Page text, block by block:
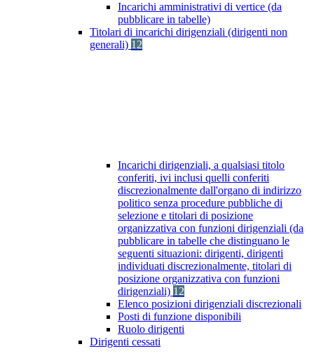
Incarichi amministrativi di vertice (da
pubblicare in tabelle)
Titolari di incarichi dirigenziali (dirigenti non
generali) 12
Incarichi dirigenziali, a qualsiasi titolo
conferiti, ivi inclusi quelli conferiti
discrezionalmente dall'organo di indirizzo
politico senza procedure pubbliche di
selezione e titolari di posizione
organizzativa con funzioni dirigenziali (da
pubblicare in tabelle che distinguano le
seguenti situazioni: dirigenti, dirigenti
individuati discrezionalmente, titolari di
posizione organizzativa con funzioni
dirigenziali) 12
Elenco posizioni dirigenziali discrezionali
Posti di funzione disponibili
Ruolo dirigenti
Dirigenti cessati